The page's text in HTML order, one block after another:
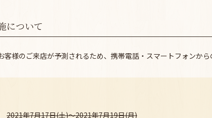
について
客様のご来店が予測されるため、携帯電話・スマートフォンか
2021年7月17日(土)～2021年7月19日(月)